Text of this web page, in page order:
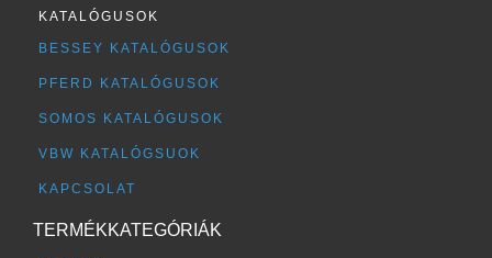
KATALÓGUSOK
BESSEY KATALÓGUSOK
PFERD KATALÓGUSOK
SOMOS KATALÓGUSOK
VBW KATALÓGSUOK
KAPCSOLAT
TERMÉKKATEGÓRIÁK